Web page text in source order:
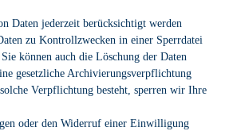
Daten jederzeit berücksichtigt werden
zu Kontrollzwecken in einer Sperrdatei
können auch die Löschung der Daten
gesetzliche Archivierungsverpflichtung
Verpflichtung besteht, sperren wir Ihre
oder den Widerruf einer Einwilligung